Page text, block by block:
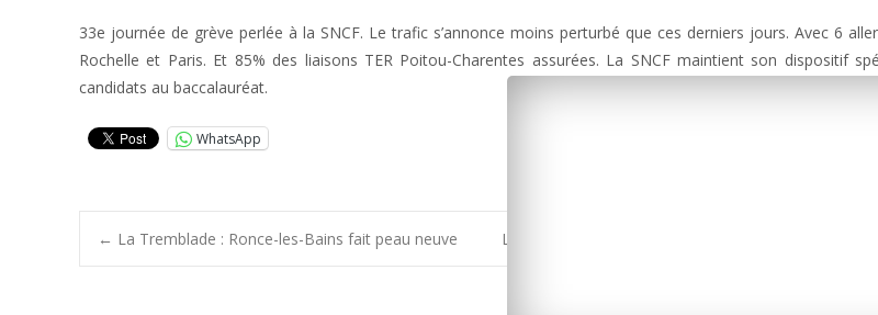
33e journée de grève perlée à la SNCF. Le trafic s’annonce moins perturbé que ces derniers jours. Avec 6
Rochelle et Paris. Et 85% des liaisons TER Poitou-Charentes assurées. La SNCF maintient son dispositif
candidats au baccalauréat.
WhatsApp
Post
← La Tremblade : Ronce-les-Bains fait peau neuve Le Gua : l’orobanche, une menace pour les champs